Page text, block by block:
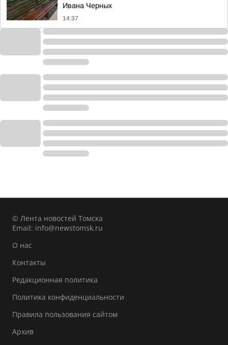
Ивана Черных
14:37
© Лента новостей Томска
Email: info@newstomsk.ru
О нас
Контакты
Редакционная политика
Политика конфиденциальности
Правила пользования сайтом
Архив